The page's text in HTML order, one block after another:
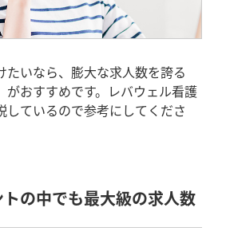
たいなら、膨大な求人数を誇る
がおすすめです。レバウェル看護
しているので参考にしてくださ
の中でも最大級の求人数